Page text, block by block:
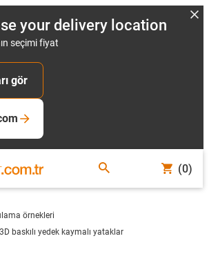
your delivery location
seçimi fiyat
gör
(0)
örnekleri
baskılı yedek kaymalı yataklar